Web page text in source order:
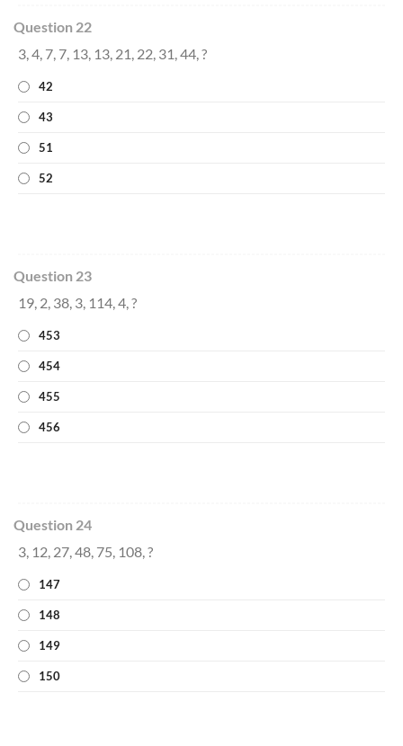
Question 22
3, 4, 7, 7, 13, 13, 21, 22, 31, 44, ?
42
43
51
52
Question 23
19, 2, 38, 3, 114, 4, ?
453
454
455
456
Question 24
3, 12, 27, 48, 75, 108, ?
147
148
149
150